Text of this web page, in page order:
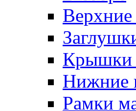
Верхние
Крышки
Нижние
Рамки